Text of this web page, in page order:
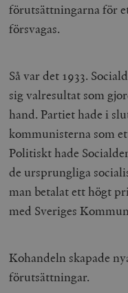
förutsättningarna för
försvagas.
Så var det 1933.
sig valresultat som
hand. Partiet hade i
kommunisterna som
Politiskt hade
de ursprungliga
man betalat ett högt
med Sveriges
Kohandeln skapade
förutsättningar.